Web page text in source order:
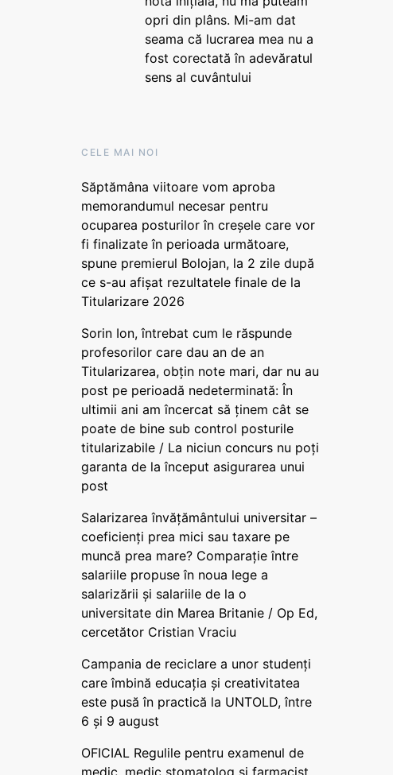
opri din plâns. Mi-am dat
seama că lucrarea mea nu a
fost corectată în adevăratul
sens al cuvântului
CELE MAI NOI
Săptămâna viitoare vom aproba
memorandumul necesar pentru
ocuparea posturilor în creșele care vor
fi finalizate în perioada următoare,
spune premierul Bolojan, la 2 zile după
ce s-au afișat rezultatele finale de la
Titularizare 2026
Sorin Ion, întrebat cum le răspunde
profesorilor care dau an de an
Titularizarea, obțin note mari, dar nu au
post pe perioadă nedeterminată: În
ultimii ani am încercat să ținem cât se
poate de bine sub control posturile
titularizabile / La niciun concurs nu poți
garanta de la început asigurarea unui
post
Salarizarea învățământului universitar –
coeficienți prea mici sau taxare pe
muncă prea mare? Comparație între
salariile propuse în noua lege a
salarizării și salariile de la o
universitate din Marea Britanie / Op Ed,
cercetător Cristian Vraciu
Campania de reciclare a unor studenți
care îmbină educația și creativitatea
este pusă în practică la UNTOLD, între
6 și 9 august
OFICIAL Regulile pentru examenul de
medic, medic stomatolog și farmacist